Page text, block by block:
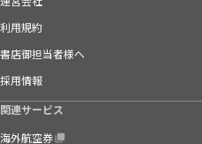
利用規約
書店御担当者様へ
採用情報
関連サービス
海外航空券